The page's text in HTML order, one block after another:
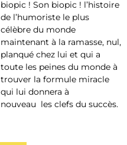
biopic ! Son biopic ! l’histoire
de l’humoriste le plus
célèbre du monde
maintenant à la ramasse, nul,
planqué chez lui et qui a
toute les peines du monde à
trouver la formule miracle
qui lui donnera à
nouveau les clefs du succès.